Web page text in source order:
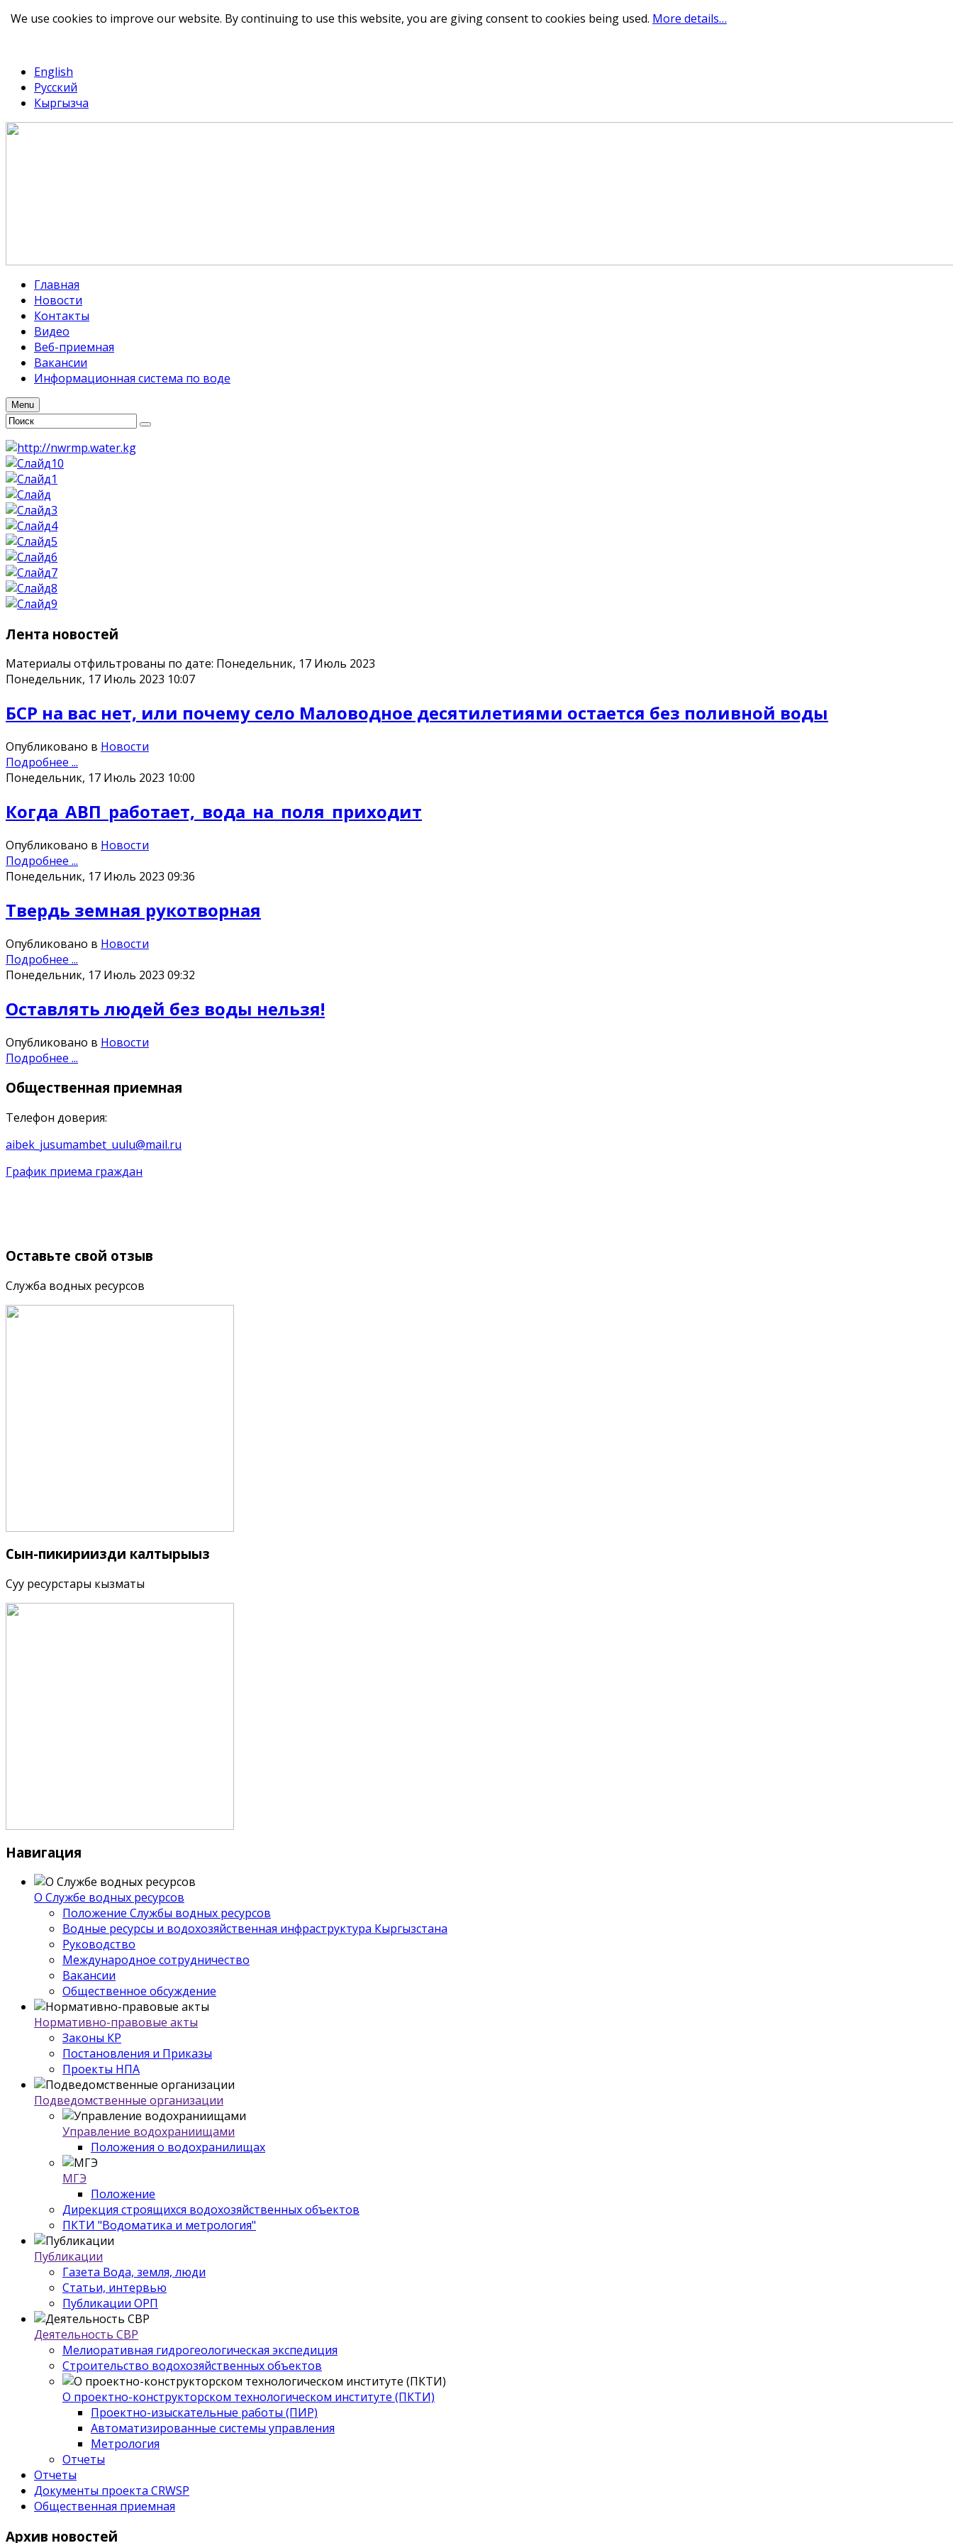
English
Русский
Кыргызча
Главная
Новости
Контакты
Видео
Веб-приемная
Вакансии
Информационная система по воде
Menu
Лента новостей
Материалы отфильтрованы по дате: Понедельник, 17 Июль 2023
Понедельник, 17 Июль 2023 10:07
БСР на вас нет, или почему село Маловодное десятилетиями остается без поливной воды
Опубликовано в Новости
Подробнее ...
Понедельник, 17 Июль 2023 10:00
Когда_АВП_работает,_вода_на_поля_приходит
Опубликовано в Новости
Подробнее ...
Понедельник, 17 Июль 2023 09:36
Твердь земная рукотворная
Опубликовано в Новости
Подробнее ...
Понедельник, 17 Июль 2023 09:32
Оставлять людей без воды нельзя!
Опубликовано в Новости
Подробнее ...
Общественная приемная
Телефон доверия:
aibek_jusumambet_uulu@mail.ru
График приема граждан
Оставьте свой отзыв
Служба водных ресурсов
Сын-пикириңизди калтырыңыз
Суу ресурстары кызматы
Навигация
О Службе водных ресурсов
Положение Службы водных ресурсов
Водные ресурсы и водохозяйственная инфраструктура Кыргызстана
Руководство
Международное сотрудничество
Вакансии
Общественное обсуждение
Нормативно-правовые акты
Законы КР
Постановления и Приказы
Проекты НПА
Подведомственные организации
Управление водохраниищами
Положения о водохранилищах
МГЭ
Положение
Дирекция строящихся водохозяйственных объектов
ПКТИ "Водоматика и метрология"
Публикации
Газета Вода, земля, люди
Статьи, интервью
Публикации ОРП
Деятельность СВР
Мелиоративная гидрогеологическая экспедиция
Строительство водохозяйственных объектов
О проектно-конструкторском технологическом институте (ПКТИ)
Проектно-изыскательные работы (ПИР)
Автоматизированные системы управления
Метрология
Отчеты
Отчеты
Документы проекта CRWSP
Общественная приемная
Архив новостей
We use cookies to improve our website. By continuing to use this website, you are giving consent to cookies being used. More details…